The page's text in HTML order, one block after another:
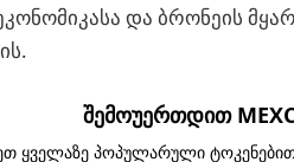
და ბრონეის
შემოუერთდით
ყველაზე პოპულარული